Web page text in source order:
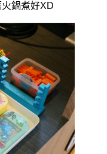
鍋煮好XD